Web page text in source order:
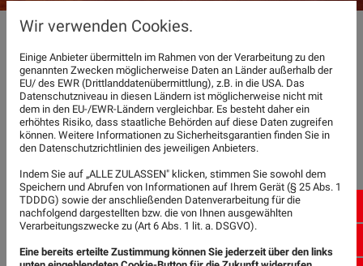
PFLASTERARBEITEN
Wir unterstützen Sie bei der Gestaltung Ihrer
Außenanlagen mit unseren professionellen
Pflasterarbeiten. Mit unserem Fachwissen beraten wir
auch bei der Gestaltung selbst.
ABBRUCH
Wir verwenden Cookies.
Einige Anbieter übermitteln im Rahmen von der Verarbeitung zu den
genannten Zwecken möglicherweise Daten an Länder außerhalb der
EU/ des EWR (Drittlanddatenübermittlung), z.B. in die USA. Das
Datenschutzniveau in diesen Ländern ist möglicherweise nicht mit
dem in den EU-/EWR-Ländern vergleichbar. Es besteht daher ein
erhöhtes Risiko, dass staatliche Behörden auf diese Daten zugreifen
können. Weitere Informationen zu Sicherheitsgarantien finden Sie in
den Datenschutzrichtlinien des jeweiligen Anbieters.
Indem Sie auf „ALLE ZULASSEN" klicken, stimmen Sie sowohl dem
Speichern und Abrufen von Informationen auf Ihrem Gerät (§ 25 Abs. 1
TDDDG) sowie der anschließenden Datenverarbeitung für die
nachfolgend dargestellten bzw. die von Ihnen ausgewählten
Verarbeitungszwecke zu (Art 6 Abs. 1 lit. a. DSGVO).
Eine bereits erteilte Zustimmung können Sie jederzeit über den links